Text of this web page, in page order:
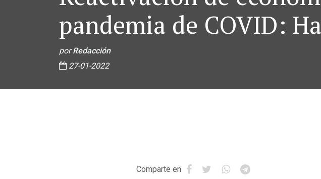
pandemia de COVID:
porRedacción
27-01-2022
Comparte en